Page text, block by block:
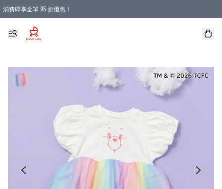
消費即享全單 95 折優惠！
購物滿 HKD 900.00即享免運費優惠！（適用於 本地送貨、本地取貨 )